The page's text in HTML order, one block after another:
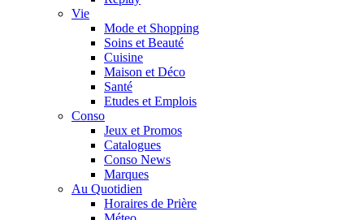
Vie
Mode et Shopping
Soins et Beauté
Cuisine
Maison et Déco
Santé
Etudes et Emplois
Conso
Jeux et Promos
Catalogues
Conso News
Marques
Au Quotidien
Horaires de Prière